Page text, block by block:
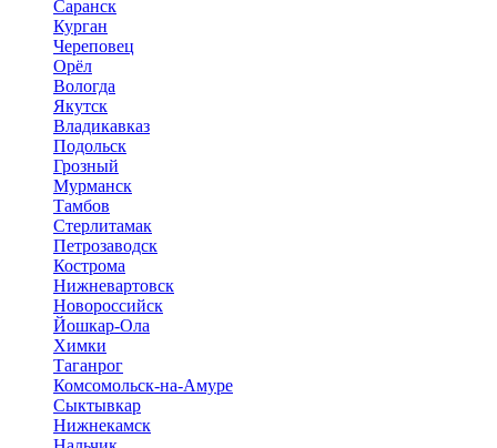
Саранск
Курган
Череповец
Орёл
Вологда
Якутск
Владикавказ
Подольск
Грозный
Мурманск
Тамбов
Стерлитамак
Петрозаводск
Кострома
Нижневартовск
Новороссийск
Йошкар-Ола
Химки
Таганрог
Комсомольск-на-Амуре
Сыктывкар
Нижнекамск